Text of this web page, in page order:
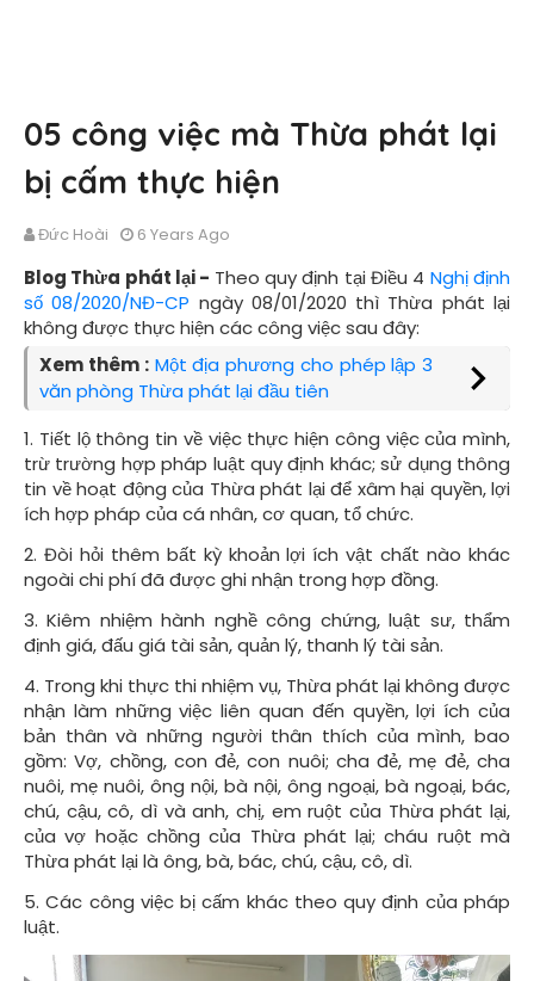
05 công việc mà Thừa phát lại
bị cấm thực hiện
Đức Hoài 6 Years Ago
Blog Thừa phát lại - Theo quy định tại Điều 4 Nghị định
số 08/2020/NĐ-CP ngày 08/01/2020 thì Thừa phát lại
không được thực hiện các công việc sau đây:
Xem thêm : Một địa phương cho phép lập 3
văn phòng Thừa phát lại đầu tiên
1. Tiết lộ thông tin về việc thực hiện công việc của mình,
trừ trường hợp pháp luật quy định khác; sử dụng thông
tin về hoạt động của Thừa phát lại để xâm hại quyền, lợi
ích hợp pháp của cá nhân, cơ quan, tổ chức.
2. Đòi hỏi thêm bất kỳ khoản lợi ích vật chất nào khác
ngoài chi phí đã được ghi nhận trong hợp đồng.
3. Kiêm nhiệm hành nghề công chứng, luật sư, thẩm
định giá, đấu giá tài sản, quản lý, thanh lý tài sản.
4. Trong khi thực thi nhiệm vụ, Thừa phát lại không được
nhận làm những việc liên quan đến quyền, lợi ích của
bản thân và những người thân thích của mình, bao
gồm: Vợ, chồng, con đẻ, con nuôi; cha đẻ, mẹ đẻ, cha
nuôi, mẹ nuôi, ông nội, bà nội, ông ngoại, bà ngoại, bác,
chú, cậu, cô, dì và anh, chị, em ruột của Thừa phát lại,
của vợ hoặc chồng của Thừa phát lại; cháu ruột mà
Thừa phát lại là ông, bà, bác, chú, cậu, cô, dì.
5. Các công việc bị cấm khác theo quy định của pháp
luật.